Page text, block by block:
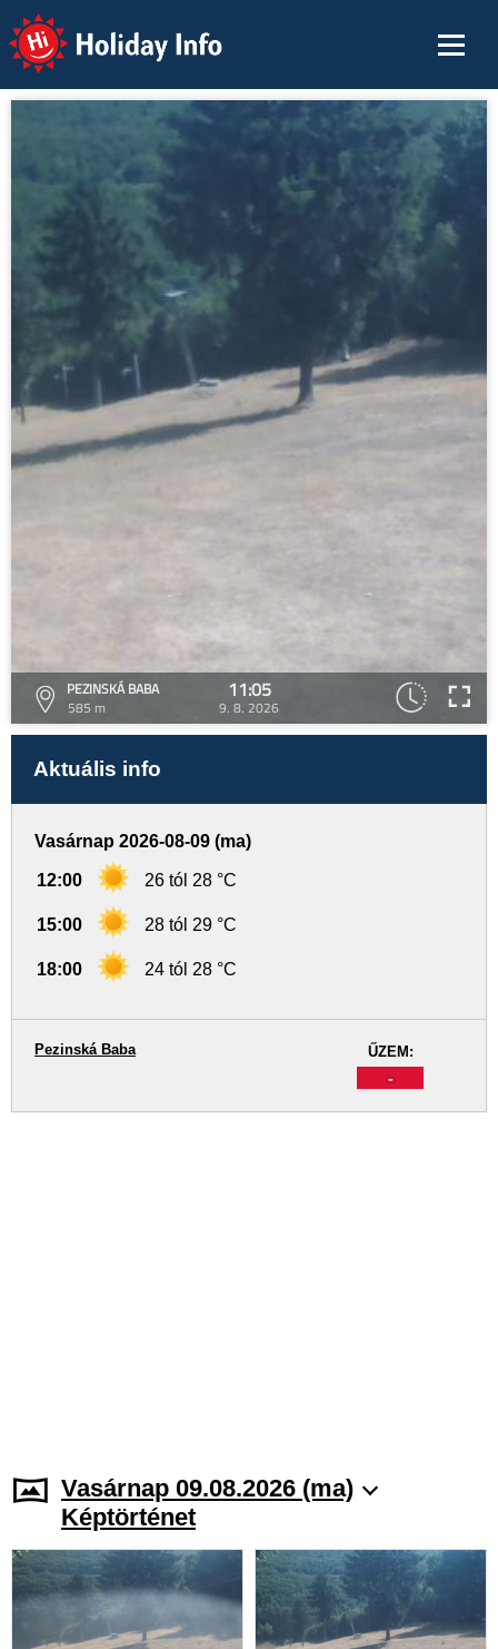
Holiday Info
PEZINSKÁ BABA
585 m
11:05
9. 8. 2026
Aktuális info
Vasárnap 2026-08-09 (ma)
12:00 26 tól 28 °C
15:00 28 tól 29 °C
18:00 24 tól 28 °C
ŰZEM:
-
Pezinská Baba
Vasárnap 09.08.2026 (ma)
Képtörténet